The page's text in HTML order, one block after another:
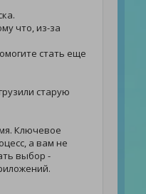
что, из-за
стать еще
старую
Ключевое
а вам не
выбор -